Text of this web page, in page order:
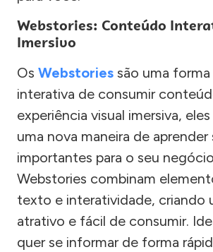
Webstories: Conteúdo
Imersivo
Os Webstories são uma
interativa de consumir
experiência visual imersiva,
uma nova maneira de
importantes para o seu
Webstories combinam
texto e interatividade, criando
atrativo e fácil de consumir.
quer se informar de forma